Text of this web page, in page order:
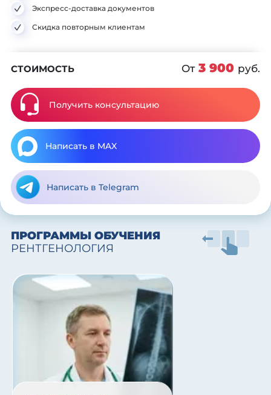
Экспресс-доставка документов
Скидка повторным клиентам
СТОИМОСТЬ От 3 900 руб.
Получить консультацию
Написать в MAX
Написать в Telegram
ПРОГРАММЫ ОБУЧЕНИЯ
РЕНТГЕНОЛОГИЯ